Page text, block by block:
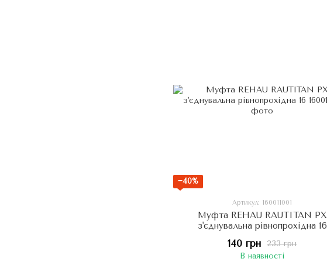
−40%
Артикул: 160011001
Муфта REHAU RAUTITAN PX
з'єднувальна рівнопрохідна 16
233 грн
140 грн
В наявності